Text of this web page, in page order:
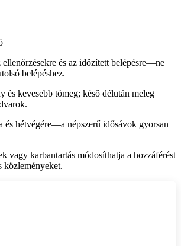
és az időzített belépésre—ne
belépéshez.
és kevesebb tömeg; késő délután meleg
és hétvégére—a népszerű idősávok gyorsan
vagy karbantartás módosíthatja a hozzáférést